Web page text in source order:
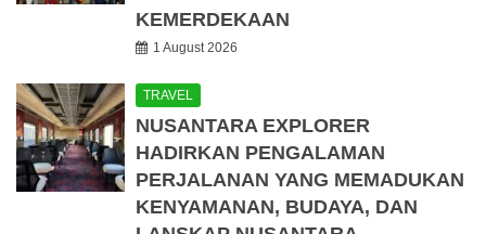
KEMERDEKAAN
1 August 2026
TRAVEL
NUSANTARA EXPLORER
HADIRKAN PENGALAMAN
PERJALANAN YANG MEMADUKAN
KENYAMANAN, BUDAYA, DAN